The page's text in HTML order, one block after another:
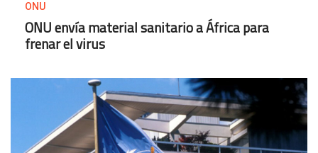
ONU
ONU envía material sanitario a África para
frenar el virus